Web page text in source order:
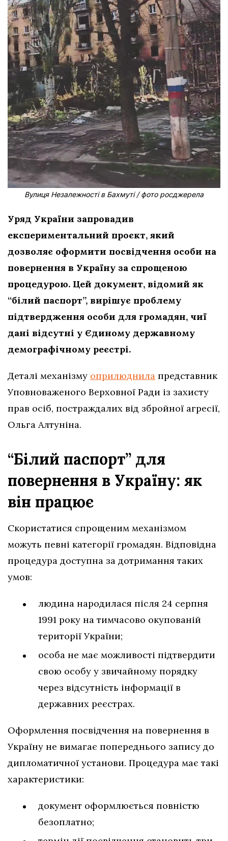
Вулиця Незалежності в Бахмуті / фото росджерела
Уряд України запровадив
експериментальний проєкт, який
дозволяє оформити посвідчення особи на
повернення в Україну за спрощеною
процедурою. Цей документ, відомий як
“білий паспорт”, вирішує проблему
підтвердження особи для громадян, чиї
дані відсутні у Єдиному державному
демографічному реєстрі.
Деталі механізму оприлюднила представник
Уповноваженого Верховної Ради із захисту
прав осіб, постраждалих від збройної агресії,
Ольга Алтуніна.
“Білий паспорт” для
повернення в Україну: як
він працює
Скористатися спрощеним механізмом
можуть певні категорії громадян. Відповідна
процедура доступна за дотримання таких
умов:
людина народилася після 24 серпня
1991 року на тимчасово окупованій
території України;
особа не має можливості підтвердити
свою особу у звичайному порядку
через відсутність інформації в
державних реєстрах.
Оформлення посвідчення на повернення в
Україну не вимагає попереднього запису до
дипломатичної установи. Процедура має такі
характеристики:
документ оформлюється повністю
безоплатно;